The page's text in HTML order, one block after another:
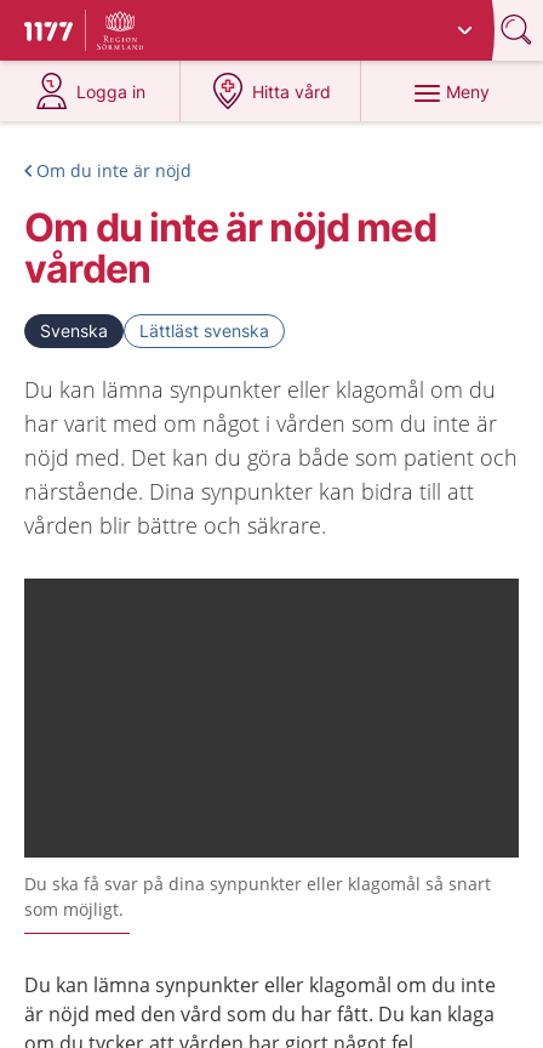
Till startsidan för 1177
Du har valt region
Logga in
på 1177.se
Hitta vård
på 1177.se
Meny
Om du inte är nöjd
Om du inte är nöjd med
vården
Svenska Lättläst svenska
Du kan lämna synpunkter eller klagomål om du
har varit med om något i vården som du inte är
nöjd med. Det kan du göra både som patient och
närstående. Dina synpunkter kan bidra till att
vården blir bättre och säkrare.
Du ska få svar på dina synpunkter eller klagomål så snart
som möjligt.
Du kan lämna synpunkter eller klagomål om du inte
är nöjd med den vård som du har fått. Du kan klaga
om du tycker att vården har gjort något fel.